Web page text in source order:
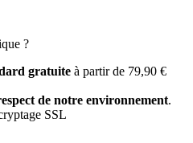
?
gratuite à partir de 79,90 €
de notre environnement.
SSL